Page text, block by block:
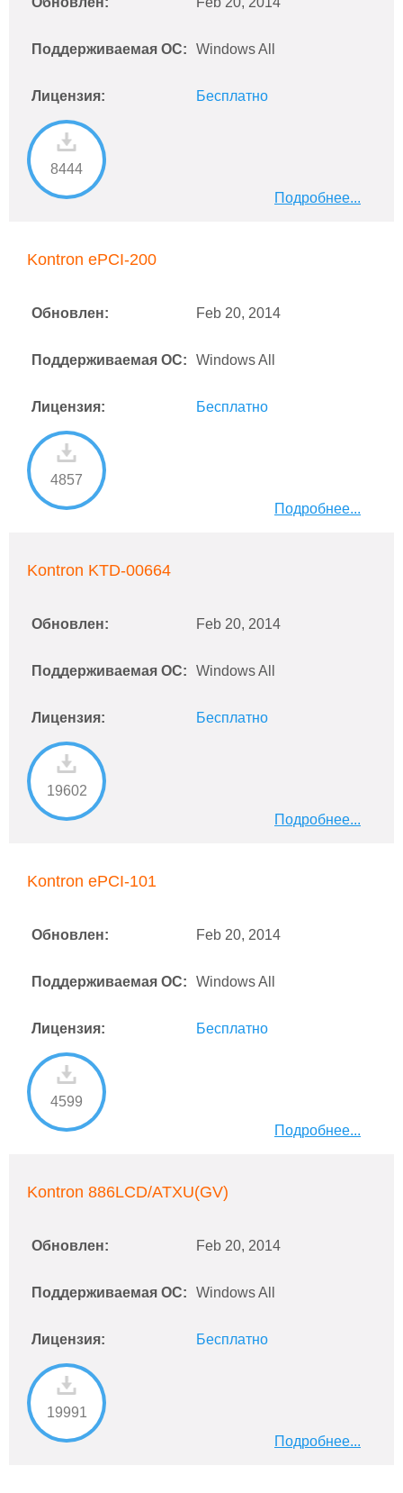
Поддерживаемая ОС: Windows All
Лицензия: Бесплатно
8444
Подробнее...
Kontron ePCI-200
Обновлен: Feb 20, 2014
Поддерживаемая ОС: Windows All
Лицензия: Бесплатно
4857
Подробнее...
Kontron KTD-00664
Обновлен: Feb 20, 2014
Поддерживаемая ОС: Windows All
Лицензия: Бесплатно
19602
Подробнее...
Kontron ePCI-101
Обновлен: Feb 20, 2014
Поддерживаемая ОС: Windows All
Лицензия: Бесплатно
4599
Подробнее...
Kontron 886LCD/ATXU(GV)
Обновлен: Feb 20, 2014
Поддерживаемая ОС: Windows All
Лицензия: Бесплатно
19991
Подробнее...